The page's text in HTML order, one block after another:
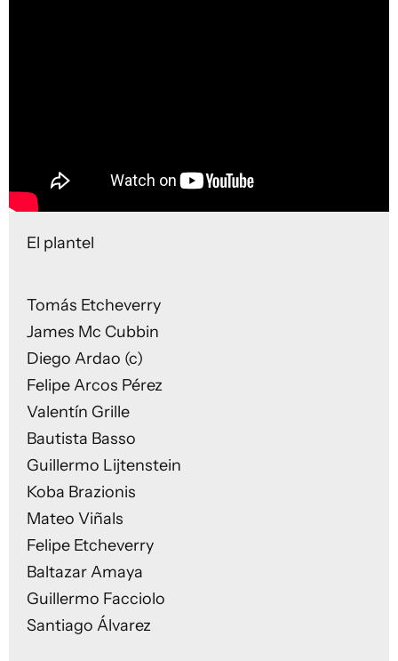
El plantel
Tomás Etcheverry
James Mc Cubbin
Diego Ardao (c)
Felipe Arcos Pérez
Valentín Grille
Bautista Basso
Guillermo Lijtenstein
Koba Brazionis
Mateo Viñals
Felipe Etcheverry
Baltazar Amaya
Guillermo Facciolo
Santiago Álvarez